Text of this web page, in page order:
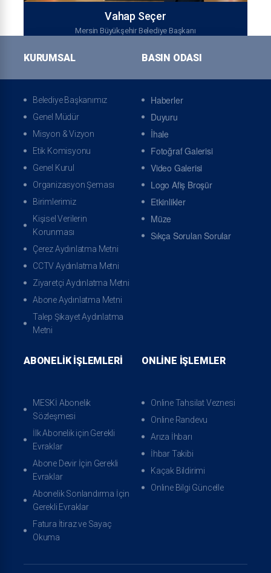
Vahap Seçer
Mersin Büyükşehir Belediye Başkanı
Özgeçmiş
Online Tahsilat Veznesi Online Randevu
Arıza İhbarı
KURUMSAL
Belediye Başkanımız
Genel Müdür
Misyon & Vizyon
Etik Komisyonu
Genel Kurul
Organizasyon Şeması
Birimlerimiz
Kişisel Verilerin
Korunması
Çerez Aydınlatma Metni
CCTV Aydınlatma Metni
Ziyaretçi Aydınlatma Metni
Abone Aydınlatma Metni
Talep Şikayet Aydınlatma
Metni
BASIN ODASI
Haberler
Duyuru
İhale
Fotoğraf Galerisi
Video Galerisi
Logo Afiş Broşür
Etkinlikler
Müze
Sıkça Sorulan Sorular
ABONELIK İŞLEMLERI
MESKİ Abonelik
Sözleşmesi
İlk Abonelik için Gerekli
Evraklar
Abone Devir İçin Gerekli
Evraklar
Abonelik Sonlandırma İçin
Gerekli Evraklar
Fatura İtiraz ve Sayaç
Okuma
ONLINE İŞLEMLER
Online Tahsilat Veznesi
Online Randevu
Arıza İhbarı
İhbar Takibi
Kaçak Bildirimi
Online Bilgi Güncelle